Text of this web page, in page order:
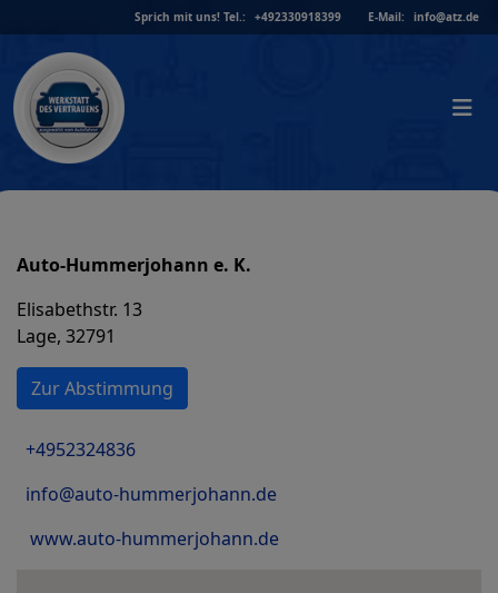
to
content
Sprich mit uns! Tel.: +492330918399 E-Mail: info@atz.de
Auto-Hummerjohann e. K.
Elisabethstr. 13
Lage, 32791
Zur Abstimmung
+4952324836
info@auto-hummerjohann.de
www.auto-hummerjohann.de